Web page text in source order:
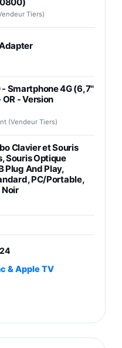
Tiers)
Smartphone 4G (6,7''
OR - Version
(Vendeur Tiers)
Clavier et Souris
Souris Optique
Plug And Play,
PC/Portable,
Noir
vitesses (33-45-78
intégré et port USB
Galaxy S26 Ultra
Tiers)
Galaxy S26+ Violet
& Apple TV